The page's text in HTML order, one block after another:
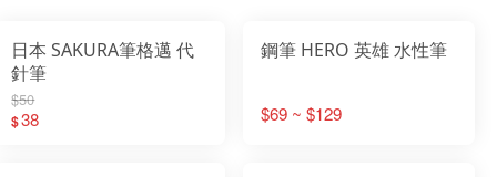
日本 SAKURA筆格邁 代
針筆
$50
$38
鋼筆 HERO 英雄 水性筆
$69 ~ $129